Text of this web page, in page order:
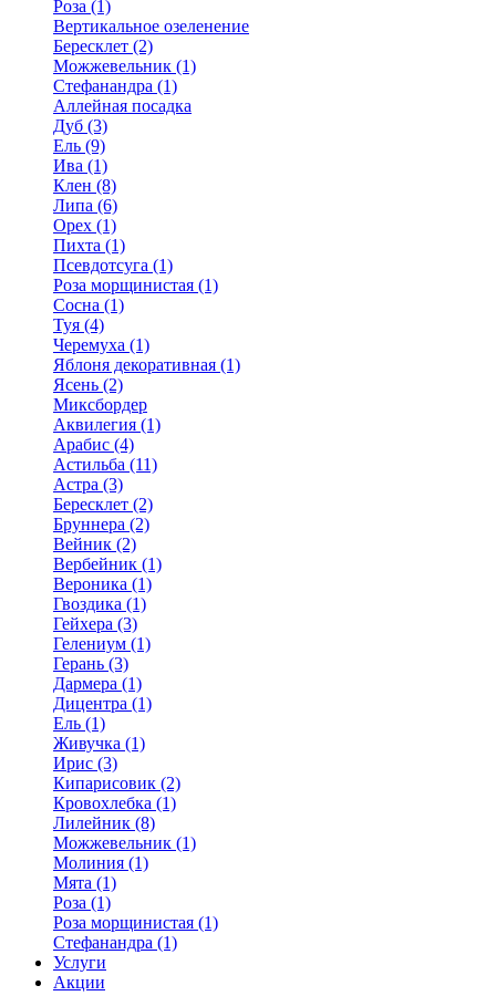
Роза (1)
Вертикальное озеленение
Бересклет (2)
Можжевельник (1)
Стефанандра (1)
Аллейная посадка
Дуб (3)
Ель (9)
Ива (1)
Клен (8)
Липа (6)
Орех (1)
Пихта (1)
Псевдотсуга (1)
Роза морщинистая (1)
Сосна (1)
Туя (4)
Черемуха (1)
Яблоня декоративная (1)
Ясень (2)
Миксбордер
Аквилегия (1)
Арабис (4)
Астильба (11)
Астра (3)
Бересклет (2)
Бруннера (2)
Вейник (2)
Вербейник (1)
Вероника (1)
Гвоздика (1)
Гейхера (3)
Гелениум (1)
Герань (3)
Дармера (1)
Дицентра (1)
Ель (1)
Живучка (1)
Ирис (3)
Кипарисовик (2)
Кровохлебка (1)
Лилейник (8)
Можжевельник (1)
Молиния (1)
Мята (1)
Роза (1)
Роза морщинистая (1)
Стефанандра (1)
Услуги
Акции